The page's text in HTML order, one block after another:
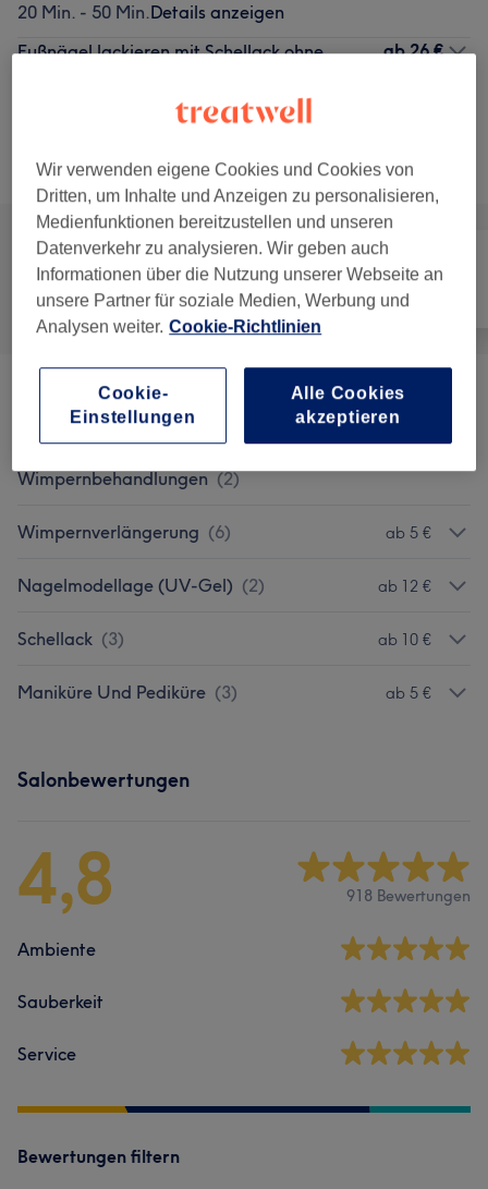
20 Min. - 50 Min.Details anzeigen
Fußnägel lackieren mit Schellack ohne
Details anzeigen
ab 26 €
Alle Services
Alle Nägel
Massagen (2) ab 20 €
Augenbrauen- Und
Wimpernbehandlungen (2)
Wimpernverlängerung (6) ab 5 €
Nagelmodellage (UV-Gel) (2) ab 12 €
Schellack (3) ab 10 €
Maniküre Und Pediküre (3) ab 5 €
Salonbewertungen
4,8 918 Bewertungen
Ambiente
Sauberkeit
Service
Bewertungen filtern
Wir verwenden eigene Cookies und Cookies von
Dritten, um Inhalte und Anzeigen zu personalisieren,
Medienfunktionen bereitzustellen und unseren
Datenverkehr zu analysieren. Wir geben auch
Informationen über die Nutzung unserer Webseite an
unsere Partner für soziale Medien, Werbung und
Analysen weiter. Cookie-Richtlinien
Cookie-
Einstellungen
Alle Cookies
akzeptieren